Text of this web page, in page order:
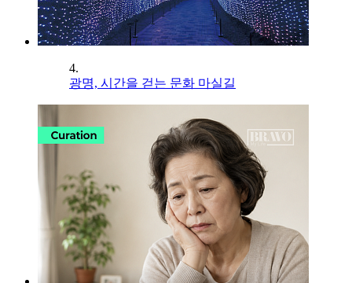
4.
광명, 시간을 걷는 문화 마실길